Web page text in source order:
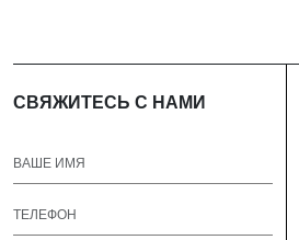
СВЯЖИТЕСЬ С НАМИ